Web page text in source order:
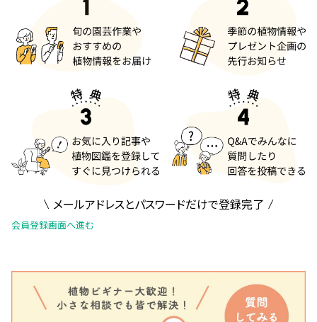
メールアドレスとパスワードだけで登録完了
会員登録画面へ進む